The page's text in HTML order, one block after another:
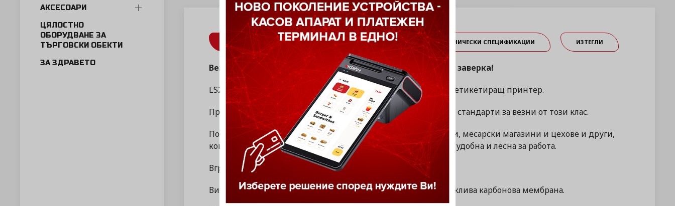
АКСЕСОАРИ
ЦЯЛОСТНО
ОБОРУДВАНЕ ЗА
ТЪРГОВСКИ ОБЕКТИ
ЗА ЗДРАВЕТО
ИНФОРМАЦИЯ ФУНКЦИОНАЛНИ ПАРАМЕТРИ ТЕХНИЧЕСКИ СПЕЦИФИКАЦИИ ИЗТЕГЛИ
Везната се предлага с включена фабрична метрологична заверка!
LS2ZN е електронна везна от последно поколение с вграден етикетиращ принтер.
Притежава СЕ и OIML сертификати и отговаря на световните стандарти за везни от този клас.
Подходящо решение за супермаркети, хранителни магазини, месарски магазини и цехове и други,
които търсят надеждно и доказано решение. Изключително удобна и лесна за работа.
Вградени клиентски и операторски LCD дисплеи.
Високочувствителна тъч клавиатура и изключително издръжлива карбонова мембрана.